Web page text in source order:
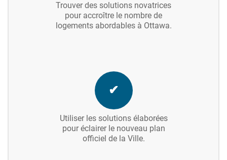
Trouver des solutions novatrices
pour accroître le nombre de
logements abordables à Ottawa.
✔
Utiliser les solutions élaborées
pour éclairer le nouveau plan
officiel de la Ville.